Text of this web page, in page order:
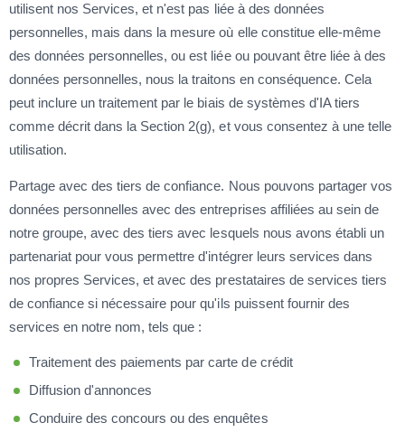
utilisent nos Services, et n'est pas liée à des données
personnelles, mais dans la mesure où elle constitue elle-même
des données personnelles, ou est liée ou pouvant être liée à des
données personnelles, nous la traitons en conséquence. Cela
peut inclure un traitement par le biais de systèmes d'IA tiers
comme décrit dans la Section 2(g), et vous consentez à une telle
utilisation.
Partage avec des tiers de confiance. Nous pouvons partager vos
données personnelles avec des entreprises affiliées au sein de
notre groupe, avec des tiers avec lesquels nous avons établi un
partenariat pour vous permettre d'intégrer leurs services dans
nos propres Services, et avec des prestataires de services tiers
de confiance si nécessaire pour qu'ils puissent fournir des
services en notre nom, tels que :
Traitement des paiements par carte de crédit
Diffusion d'annonces
Conduire des concours ou des enquêtes